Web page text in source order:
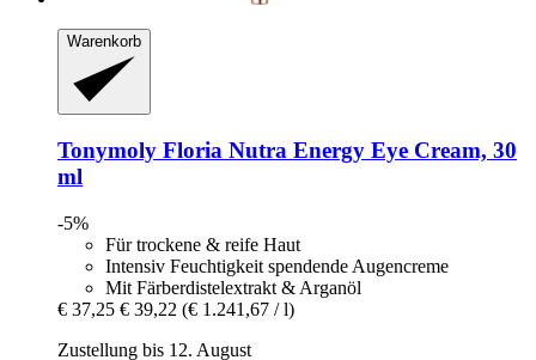
Warenkorb
Tonymoly Floria Nutra Energy Eye Cream, 30
ml
-5%
Für trockene & reife Haut
Intensiv Feuchtigkeit spendende Augencreme
Mit Färberdistelextrakt & Arganöl
€ 37,25 € 39,22 (€ 1.241,67 / l)
Zustellung bis 12. August